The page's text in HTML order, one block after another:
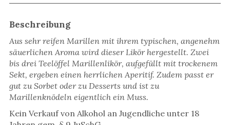
Beschreibung
Aus sehr reifen Marillen mit ihrem typischen, angenehm
säuerlichen Aroma wird dieser Likör hergestellt. Zwei
bis drei Teelöffel Marillenlikör, aufgefüllt mit trockenem
Sekt, ergeben einen herrlichen Aperitif. Zudem passt er
gut zu Sorbet oder zu Desserts und ist zu
Marillenknödeln eigentlich ein Muss.
Kein Verkauf von Alkohol an Jugendliche unter 18